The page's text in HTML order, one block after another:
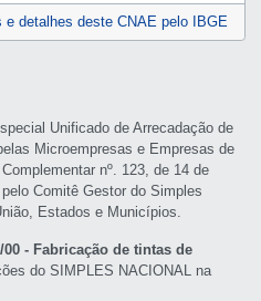
e detalhes deste CNAE pelo IBGE
Unificado de Arrecadação de
Microempresas e Empresas de
nº. 123, de 14 de
Comitê Gestor do Simples
Estados e Municípios.
00 - Fabricação de tintas de
do SIMPLES NACIONAL na